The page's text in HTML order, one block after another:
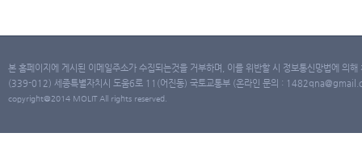
본 홈페이지에 게시된 이메일주소가 수집되는것을 거부하며, 이를 위반할 시 정보통신망법에 의
(339-012) 세종특별자치시 도움6로 11(어진동) 국토교통부 (온라인 문의 :
copyright@2014 MOLIT All rights reserved.